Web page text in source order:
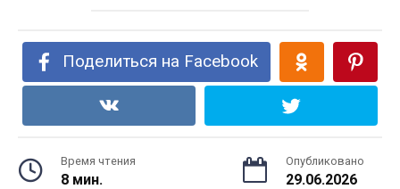
Поделиться на Facebook
Время чтения
8 мин.
Опубликовано
29.06.2026